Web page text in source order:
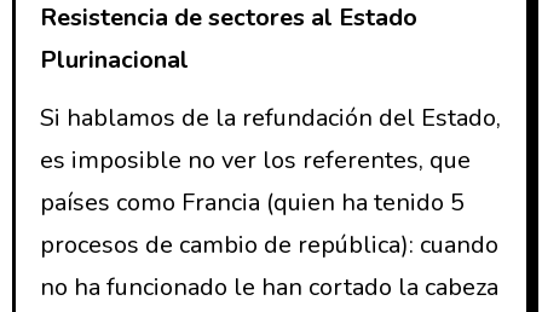
Resistencia de sectores al Estado
Plurinacional
Si hablamos de la refundación del Estado,
es imposible no ver los referentes, que
países como Francia (quien ha tenido 5
procesos de cambio de república): cuando
no ha funcionado le han cortado la cabeza